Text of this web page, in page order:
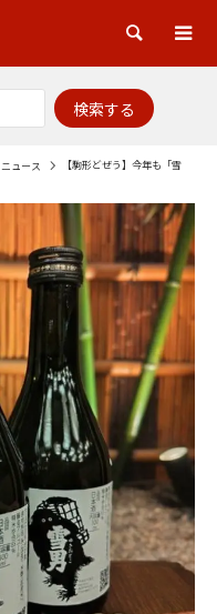
検索
ニュース
【駒形どぜう】今年も「雪